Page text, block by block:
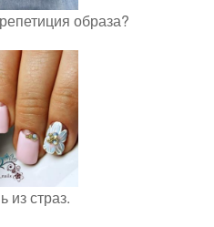
образа?
из страз.